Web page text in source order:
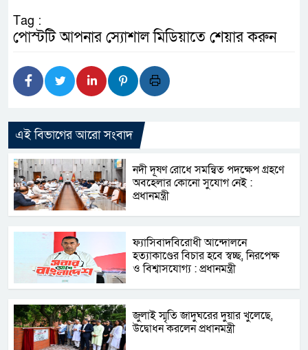
Tag :
পোস্টটি আপনার স্যোশাল মিডিয়াতে শেয়ার করুন
এই বিভাগের আরো সংবাদ
নদী দূষণ রোধে সমন্বিত পদক্ষেপ গ্রহণে
অবহেলার কোনো সুযোগ নেই :
প্রধানমন্ত্রী
ফ্যাসিবাদবিরোধী আন্দোলনে
হত্যাকাণ্ডের বিচার হবে স্বচ্ছ, নিরপেক্ষ
ও বিশ্বাসযোগ্য : প্রধানমন্ত্রী
জুলাই স্মৃতি জাদুঘরের দুয়ার খুলেছে,
উদ্বোধন করলেন প্রধানমন্ত্রী